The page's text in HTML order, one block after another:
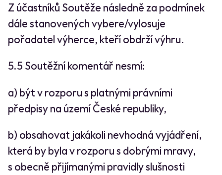
Z účastníků Soutěže následně za podmínek
dále stanovených vybere/vylosuje
pořadatel výherce, kteří obdrží výhru.
5.5 Soutěžní komentář nesmí:
a) být v rozporu s platnými právními
předpisy na území České republiky,
b) obsahovat jakákoli nevhodná vyjádření,
která by byla v rozporu s dobrými mravy,
s obecně přijímanými pravidly slušnosti